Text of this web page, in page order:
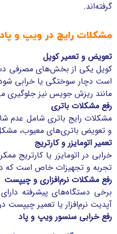
گرفته‌اند.
مشکلات رایج در ویپ و
تعویض و تعمیر کویل
کویل یکی از بخش‌های مصرفی
است دچار سوختگی یا خرابی
مانند ریزش جویس نیز جلوگیری
رفع مشکلات باتری
مشکلات رایج باتری شامل عدم
و تعویض باتری‌های معیوب،
تعمیر اتومایزر و کارتریج
خرابی در اتومایزر یا
تجربه و تجهیزات خاص است که
رفع مشکلات نرم‌افزاری و چیپست
برخی دستگاه‌های پیشرفته
آپدیت نرم‌افزار یا تعمیر
رفع خرابی سنسور ویپ و پاد